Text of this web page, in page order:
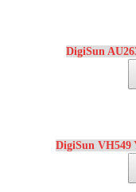
DigiSun
DigiSun VH549